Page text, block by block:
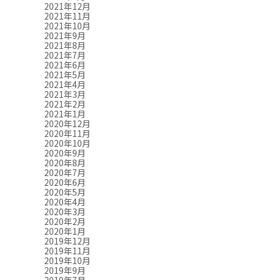
2021年12月
2021年11月
2021年10月
2021年9月
2021年8月
2021年7月
2021年6月
2021年5月
2021年4月
2021年3月
2021年2月
2021年1月
2020年12月
2020年11月
2020年10月
2020年9月
2020年8月
2020年7月
2020年6月
2020年5月
2020年4月
2020年3月
2020年2月
2020年1月
2019年12月
2019年11月
2019年10月
2019年9月